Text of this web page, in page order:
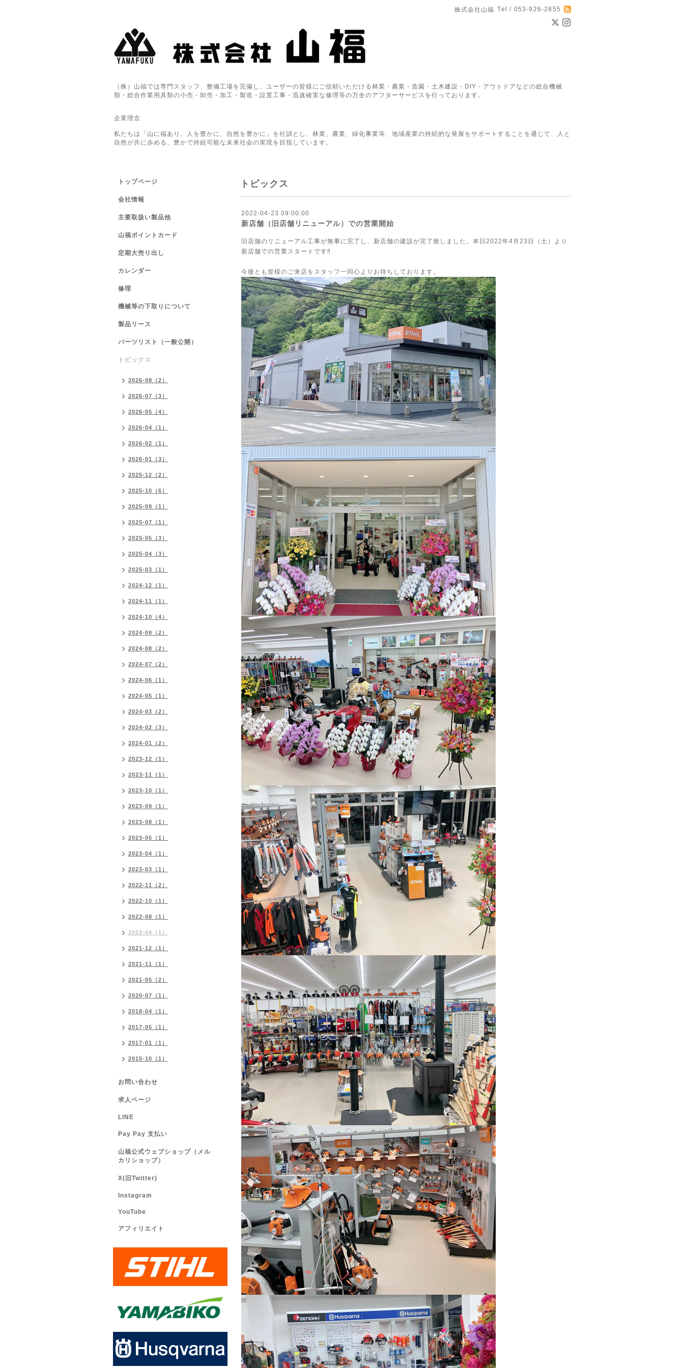
株式会社山福 Tel / 053-926-2855
（株）山福では専門スタッフ、整備工場を完備し、ユーザーの皆様にご信頼いただける林業・農業・造園・土木建設・DIY・アウトドアなどの総合機械
類・総合作業用具類の小売・卸売・加工・製造・設置工事・迅速確実な修理等の万全のアフターサービスを行っております。
企業理念
私たちは「山に福あり、人を豊かに、自然を豊かに」を社訓とし、林業、農業、緑化事業等、地域産業の持続的な発展をサポートすることを通じて、人と
自然が共に歩める、豊かで持続可能な未来社会の実現を目指しています。
トピックス
2022-04-23 09:00:00
新店舗（旧店舗リニューアル）での営業開始
旧店舗のリニューアル工事が無事に完了し、新店舗の建設が完了致しました。本日2022年4月23日（土）より
新店舗での営業スタートです‼︎
今後とも皆様のご来店をスタッフ一同心よりお待ちしております。
トップページ
会社情報
主要取扱い製品他
山福ポイントカード
定期大売り出し
カレンダー
修理
機械等の下取りについて
製品リース
パーツリスト（一般公開）
トピックス
2026-08（2）
2026-07（3）
2026-05（4）
2026-04（1）
2026-02（1）
2026-01（3）
2025-12（2）
2025-10（6）
2025-09（1）
2025-07（1）
2025-05（3）
2025-04（3）
2025-03（1）
2024-12（1）
2024-11（1）
2024-10（4）
2024-09（2）
2024-08（2）
2024-07（2）
2024-06（1）
2024-05（1）
2024-03（2）
2024-02（3）
2024-01（2）
2023-12（1）
2023-11（1）
2023-10（1）
2023-09（1）
2023-08（1）
2023-05（1）
2023-04（1）
2023-03（1）
2022-11（2）
2022-10（1）
2022-08（1）
2022-04（1）
2021-12（1）
2021-11（1）
2021-05（2）
2020-07（1）
2018-04（1）
2017-05（1）
2017-01（1）
2015-10（1）
お問い合わせ
求人ページ
LINE
Pay Pay 支払い
山福公式ウェブショップ（メル
カリショップ）
X(旧Twitter)
Instagram
YouTube
アフィリエイト